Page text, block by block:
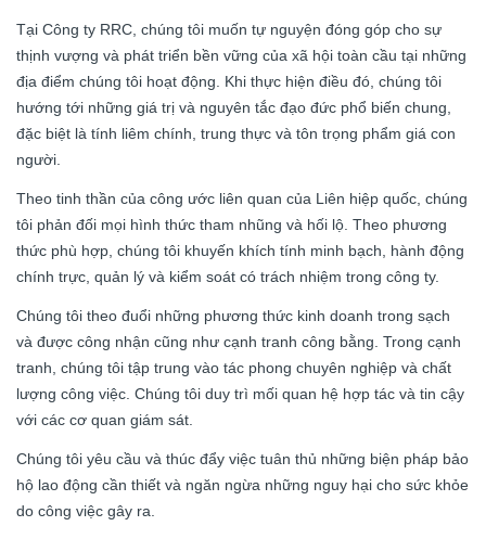
Tại Công ty RRC, chúng tôi muốn tự nguyện đóng góp cho sự
thịnh vượng và phát triển bền vững của xã hội toàn cầu tại những
địa điểm chúng tôi hoạt động. Khi thực hiện điều đó, chúng tôi
hướng tới những giá trị và nguyên tắc đạo đức phổ biến chung,
đặc biệt là tính liêm chính, trung thực và tôn trọng phẩm giá con
người.
Theo tinh thần của công ước liên quan của Liên hiệp quốc, chúng
tôi phản đối mọi hình thức tham nhũng và hối lộ. Theo phương
thức phù hợp, chúng tôi khuyến khích tính minh bạch, hành động
chính trực, quản lý và kiểm soát có trách nhiệm trong công ty.
Chúng tôi theo đuổi những phương thức kinh doanh trong sạch
và được công nhận cũng như cạnh tranh công bằng. Trong cạnh
tranh, chúng tôi tập trung vào tác phong chuyên nghiệp và chất
lượng công việc. Chúng tôi duy trì mối quan hệ hợp tác và tin cậy
với các cơ quan giám sát.
Chúng tôi yêu cầu và thúc đẩy việc tuân thủ những biện pháp bảo
hộ lao động cần thiết và ngăn ngừa những nguy hại cho sức khỏe
do công việc gây ra.